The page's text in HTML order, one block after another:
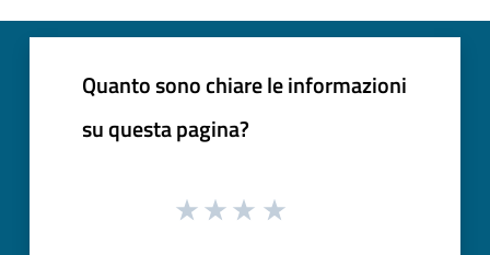
Quanto sono chiare le informazioni
su questa pagina?